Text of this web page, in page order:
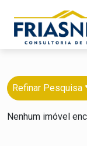
Refinar Pesquisa
Nenhum imóvel